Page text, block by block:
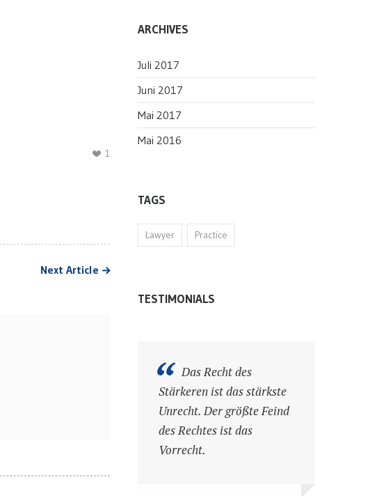
1
Next Article
ARCHIVES
Juli 2017
Juni 2017
Mai 2017
Mai 2016
TAGS
Lawyer Practice
TESTIMONIALS
Mit schlechten
Gesetzen und guten
Beamten läßt sich immer
noch regieren. Bei
schlechten Beamten aber
Das Recht des
Stärkeren ist das stärkste
Unrecht. Der größte Feind
des Rechtes ist das
Vorrecht.